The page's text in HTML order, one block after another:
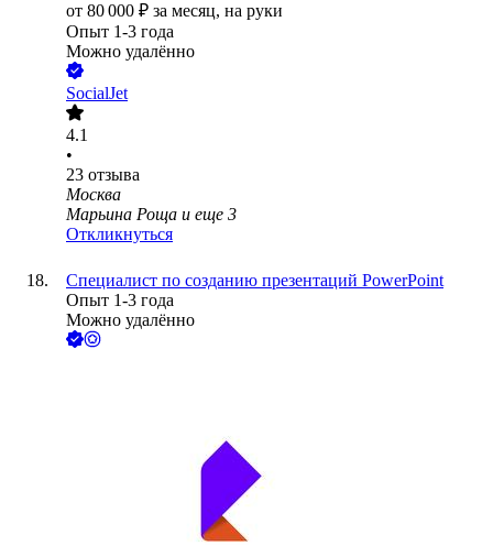
от 80 000 ₽ за месяц, на руки
Опыт 1-3 года
Можно удалённо
SocialJet
4.1
•
23 отзыва
Москва
Марьина Роща и еще 3
Откликнуться
Специалист по созданию презентаций PowerPoint
Опыт 1-3 года
Можно удалённо